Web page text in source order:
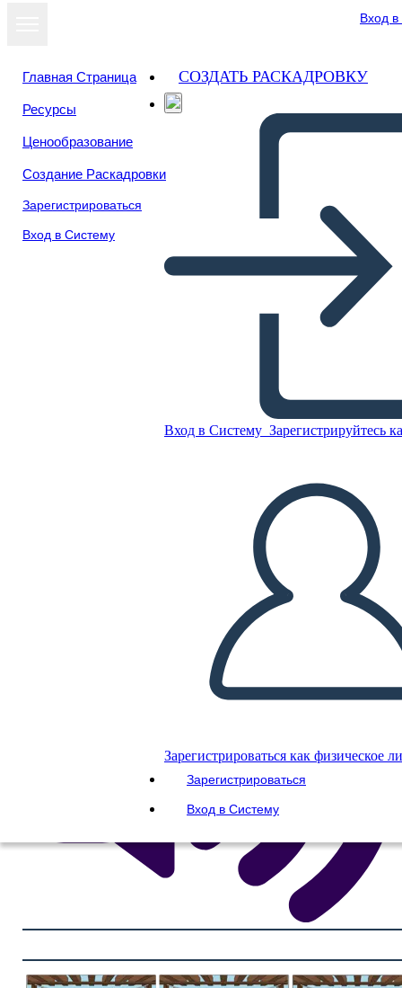
Вход
Главная Страница
Ресурсы
Ценообразование
Создание Раскадровки
Зарегистрироваться
Вход в Систему
СОЗДАТЬ РАСКАДРОВКУ
Вход в Систему Зарегистрируйтесь
Зарегистрироваться как физическое
Зарегистрироваться
Вход в Систему
Untitled Storyboard
СОЗДАТЬ РАСКАДРОВКУ
ВОСПРОИЗВЕСТИ СЛАЙД-ШОУ
ПОЧИТАЙ МНЕ
Посмотреть
как слайд-шоу